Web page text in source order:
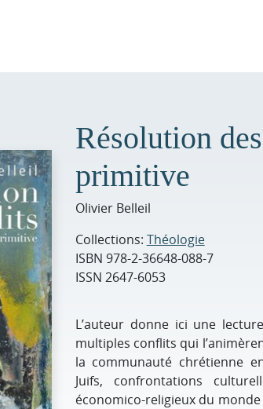
Résolution
primitive
Olivier Belleil
Collections: Théologie
ISBN 978-2-36648-088-7
ISSN 2647-6053
L’auteur donne ici une
multiples conflits qui
la communauté chrétienne
Juifs, confrontations
économico-religieux du